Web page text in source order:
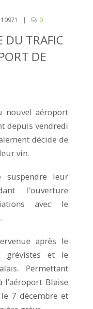
10971 | 0
DU TRAFIC
DE
nouvel aéroport
depuis vendredi
décide de
vin.
leur
l’ouverture
avec le
après le
grévistes et le
Permettant
Blaise
7 décembre et